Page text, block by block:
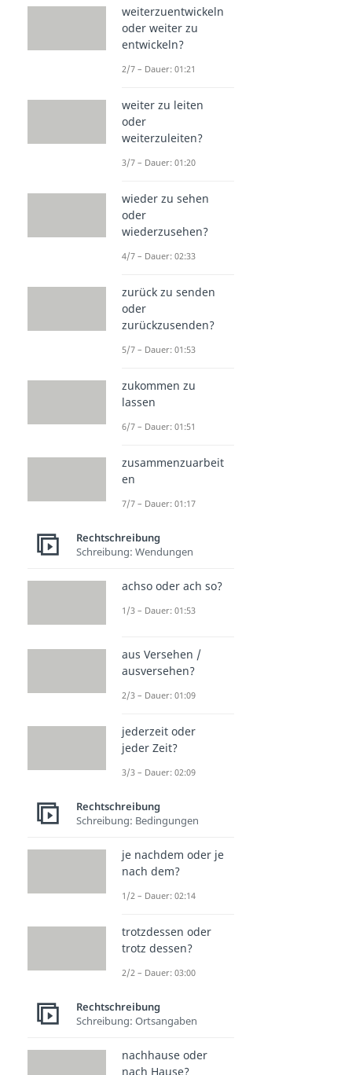
weiterzuentwickeln
oder weiter zu
entwickeln?
2/7 – Dauer: 01:21
weiter zu leiten
oder
weiterzuleiten?
3/7 – Dauer: 01:20
wieder zu sehen
oder
wiederzusehen?
4/7 – Dauer: 02:33
zurück zu senden
oder
zurückzusenden?
5/7 – Dauer: 01:53
zukommen zu
lassen
6/7 – Dauer: 01:51
zusammenzuarbeit
en
7/7 – Dauer: 01:17
Rechtschreibung
Schreibung: Wendungen
achso oder ach so?
1/3 – Dauer: 01:53
aus Versehen /
ausversehen?
2/3 – Dauer: 01:09
jederzeit oder
jeder Zeit?
3/3 – Dauer: 02:09
Rechtschreibung
Schreibung: Bedingungen
je nachdem oder je
nach dem?
1/2 – Dauer: 02:14
trotzdessen oder
trotz dessen?
2/2 – Dauer: 03:00
Rechtschreibung
Schreibung: Ortsangaben
nachhause oder
nach Hause?